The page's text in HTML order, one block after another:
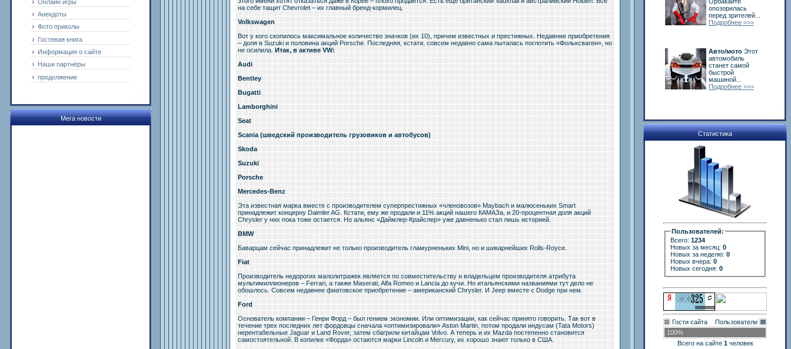
Онлайн игры
Анекдоты
Фото приколы
Гостевая книга
Информация о сайте
Наши партнёры
продолжение
Мега новости
на себе тащит Chevrolet – их главный бренд-кормилец.
Volkswagen
Вот у кого скопилось максимальное количество значков (их 10), причем известных и престижных. Недавние приобретения
– доля в Suzuki и половина акций Porsche. Последняя, кстати, совсем недавно сама пыталась поглотить «Фольксваген», но
не осилила. Итак, в активе VW:
Audi
Bentley
Bugatti
Lamborghini
Seat
Scania (шведский производитель грузовиков и автобусов)
Skoda
Suzuki
Porsche
Mercedes-Benz
Эта известная марка вместе с производителем суперпрестижных «членовозов» Maybach и малюсеньких Smart
принадлежит концерну Daimler AG. Кстати, ему же продали и 11% акций нашего КАМАЗа, и 20-процентная доля акций
Chrysler у них пока тоже остается. Но альянс «Даймлер-Крайслер» уже давненько стал лишь историей.
BMW
Баварцам сейчас принадлежит не только производитель гламурненьких Mini, но и шикарнейших Rolls-Royce.
Fiat
Производитель недорогих малолитражек является по совместительству и владельцем производителя атрибута
мультимиллионеров – Ferrari, а также Maserati, Alfa Romeo и Lancia до кучи. Но итальянскими названиями тут дело не
обошлось. Совсем недавнее фиатовское приобретение – американский Chrysler. И Jeep вместе с Dodge при нем.
Ford
Основатель компании – Генри Форд – был гением экономии. Или оптимизации, как сейчас принято говорить. Так вот в
течение трех последних лет фордовцы сначала «оптимизировали» Aston Martin, потом продали индусам (Tata Motors)
нерентабельные Jaguar и Land Rover, затем сбагрили китайцам Volvo. А теперь и их Mazda постепенно становится
самостоятельной. В копилке «Форда» остаются марки Lincoln и Mercury, их хорошо знают только в США.
опозорилась
перед зрителей...
Подробнее >>>
Авто/мото Этот
автомобиль
станет самой
быстрой
машиной...
Подробнее >>>
Статистика
Пользователей:
Всего: 1234
Новых за месяц: 0
Новых за неделю: 0
Новых вчера: 0
Новых сегодня: 0
Гости сайта
Пользователи
100%
Всего на сайте 1человек